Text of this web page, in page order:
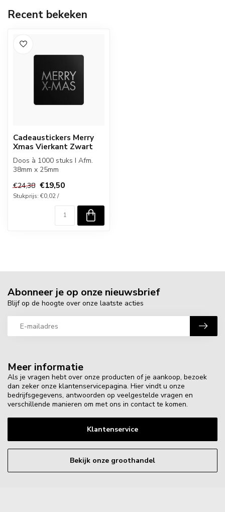
Recent bekeken
Cadeaustickers Merry
Xmas Vierkant Zwart
Doos à 1000 stuks I Afm.
38mm x 25mm
€24,38 €19,50
Stukprijs: €0,02 /
Meer informatie
Als je vragen hebt over onze producten of je aankoop, bezoek
dan zeker onze klantenservicepagina. Hier vindt u onze
bedrijfsgegevens, antwoorden op veelgestelde vragen en
verschillende manieren om met ons in contact te komen.
Klantenservice
Bekijk onze groothandel
Abonneer je op onze nieuwsbrief
Blijf op de hoogte over onze laatste acties